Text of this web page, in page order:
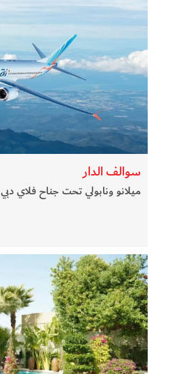
سوالف الدار
ميلانو ونابولي تحت جناح فلاي دبي